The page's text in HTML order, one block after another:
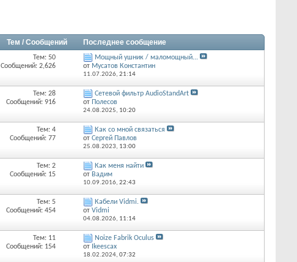
Тем / Сообщений Последнее сообщение
Тем: 50
Сообщений: 2,626
Мощный ушник / маломощный...
от Мусатов Константин
11.07.2026, 21:14
Тем: 28
Сообщений: 916
Сетевой фильтр AudioStandArt
от Полесов
24.08.2025, 10:20
Тем: 4
Сообщений: 77
Как со мной связаться
от Сергей Павлов
25.08.2023, 13:00
Тем: 2
Сообщений: 15
Как меня найти
от Вадим
10.09.2016, 22:43
Тем: 5
Сообщений: 454
Кабели Vidmi.
от Vidmi
04.08.2026, 11:14
Тем: 11
Сообщений: 154
Noize Fabrik Oculus
от Ikeescax
18.02.2024, 07:32